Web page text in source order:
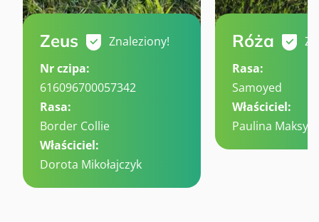
Zeus
Znaleziony!
Nr czipa:
616096700057342
Rasa:
Border Collie
Właściciel:
Dorota Mikołajczyk
Róża
Rasa:
Samoyed
Właściciel:
Paulina